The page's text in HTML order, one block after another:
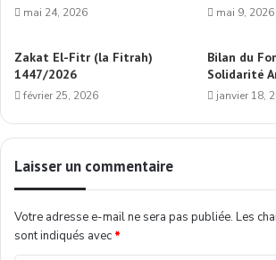
mai 24, 2026 mai 9, 2026
Zakat El-Fitr (la Fitrah)
1447/2026
février 25, 2026
Bilan du
Solidarité
janvier 18,
Laisser un commentaire
Votre adresse e-mail ne sera pas publiée. Les
sont indiqués avec *